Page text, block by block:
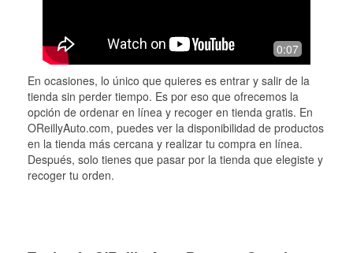
0:07
En ocasiones, lo único que quieres es entrar y salir de la
tienda sin perder tiempo. Es por eso que ofrecemos la
opción de ordenar en línea y recoger en tienda gratis. En
OReillyAuto.com, puedes ver la disponibilidad de productos
en la tienda más cercana y realizar tu compra en línea.
Después, solo tienes que pasar por la tienda que elegiste y
recoger tu orden.